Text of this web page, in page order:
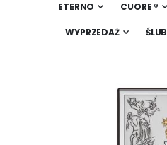
ETERNO CUORE ®
WYPRZEDAŻ ŚLUB